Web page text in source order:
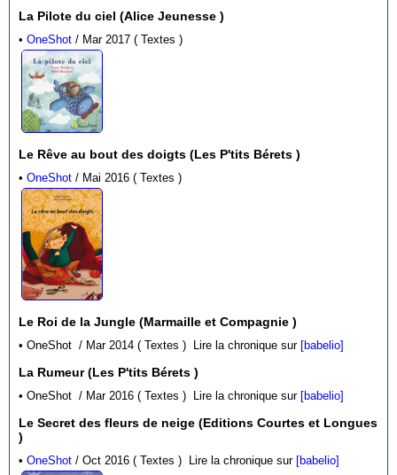
La Pilote du ciel (Alice Jeunesse )
•OneShot / Mar 2017 ( Textes )
Le Rêve au bout des doigts (Les P'tits Bérets )
•OneShot / Mai 2016 ( Textes )
Le Roi de la Jungle (Marmaille et Compagnie )
• OneShot / Mar 2014 ( Textes ) Lire la chronique sur [babelio]
La Rumeur (Les P'tits Bérets )
• OneShot / Mar 2016 ( Textes ) Lire la chronique sur [babelio]
Le Secret des fleurs de neige (Editions Courtes et Longues
)
•OneShot / Oct 2016 ( Textes ) Lire la chronique sur [babelio]